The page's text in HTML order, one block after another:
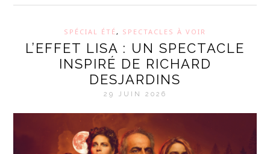
SPÉCIAL ÉTÉ, SPECTACLES À VOIR
L’EFFET LISA : UN SPECTACLE
INSPIRÉ DE RICHARD
DESJARDINS
29 JUIN 2026